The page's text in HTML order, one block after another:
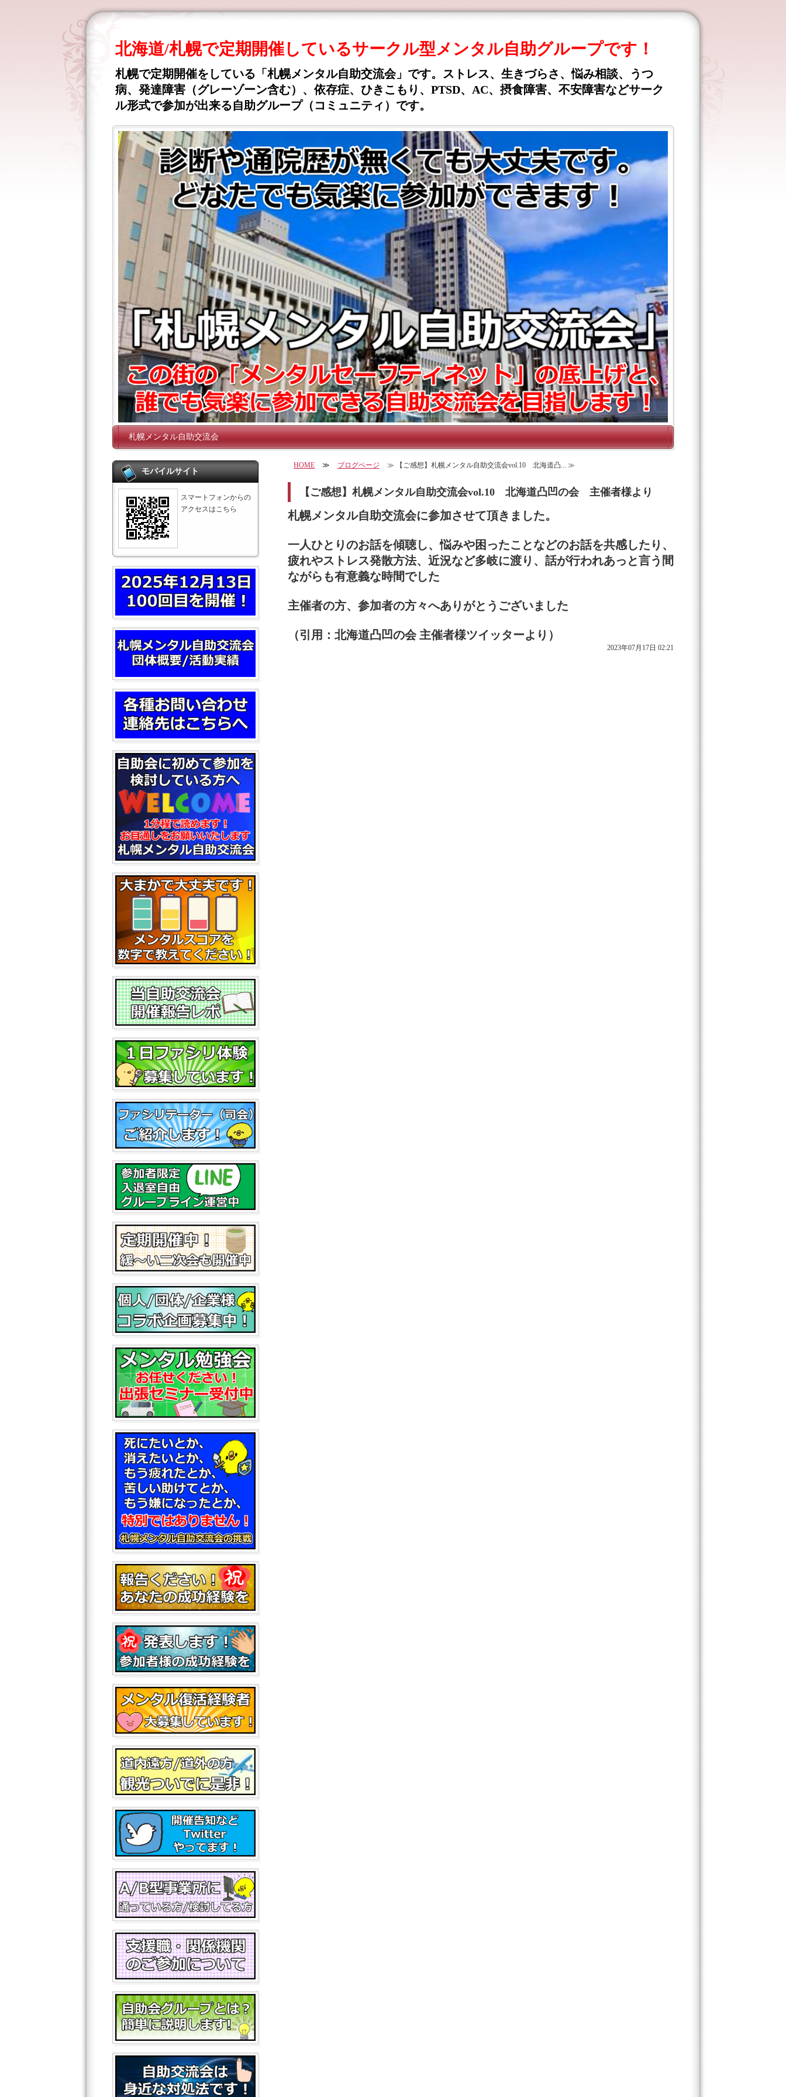
北海道/札幌で定期開催しているサークル型メンタル自助グループです！
札幌で定期開催をしている「札幌メンタル自助交流会」です。ストレス、生きづらさ、悩み相談、うつ
病、発達障害（グレーゾーン含む）、依存症、ひきこもり、PTSD、AC、摂食障害、不安障害などサーク
ル形式で参加が出来る自助グループ（コミュニティ）です。
札幌メンタル自助交流会
HOME ≫ ブログページ ≫ 【ご感想】札幌メンタル自助交流会vol.10 北海道凸... ≫
【ご感想】札幌メンタル自助交流会vol.10 北海道凸凹の会 主催者様より
札幌メンタル自助交流会に参加させて頂きました。
一人ひとりのお話を傾聴し、悩みや困ったことなどのお話を共感したり、
疲れやストレス発散方法、近況など多岐に渡り、話が行われあっと言う間
ながらも有意義な時間でした
主催者の方、参加者の方々へありがとうございました
（引用：北海道凸凹の会 主催者様ツイッターより）
2023年07月17日 02:21
モバイルサイト
スマートフォンからの
アクセスはこちら